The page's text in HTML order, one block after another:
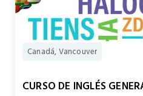
Canadá, Vancouver
CURSO DE INGLÉS